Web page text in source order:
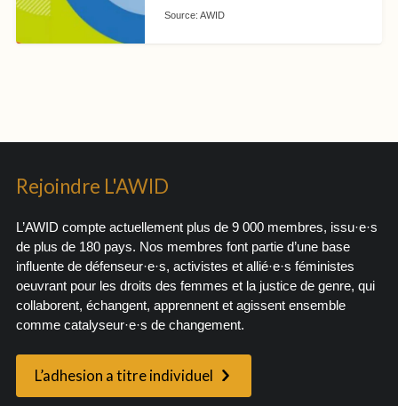
can no longer afford to wait!
Source: AWID
Rejoindre L'AWID
L’AWID compte actuellement plus de 9 000 membres, issu·e·s
de plus de 180 pays. Nos membres font partie d’une base
influente de défenseur·e·s, activistes et allié·e·s féministes
oeuvrant pour les droits des femmes et la justice de genre, qui
collaborent, échangent, apprennent et agissent ensemble
comme catalyseur·e·s de changement.
L’adhesion a titre individuel